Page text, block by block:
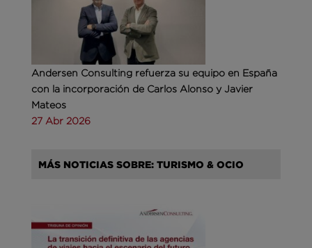
Andersen Consulting refuerza su equipo en España
con la incorporación de Carlos Alonso y Javier
Mateos
27 Abr 2026
MÁS NOTICIAS SOBRE: TURISMO & OCIO